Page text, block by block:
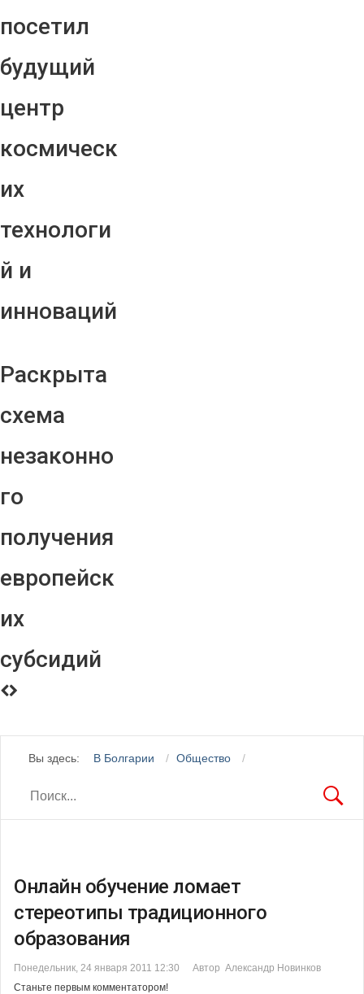
посетил
будущий
центр
космическ
их
технологи
й и
инноваций
Раскрыта
схема
незаконно
го
получения
европейск
их
субсидий
Вы здесь: В Болгарии Общество
Онлайн обучение ломает
стереотипы традиционного
образования
Понедельник, 24 января 2011 12:30
Автор Александр Новинков
Станьте первым комментатором!